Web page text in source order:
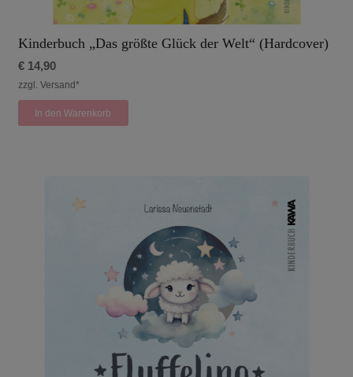
Kinderbuch „Das größte Glück der Welt“ (Hardcover)
€14,90
zzgl. Versand*
In den Warenkorb